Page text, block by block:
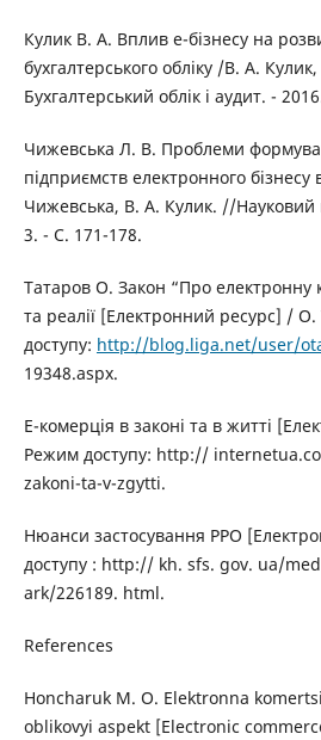
Кулик В. А. Вплив е-бізнесу на
бухгалтерського обліку /B. А.
Бухгалтерський облік і аудит. -
Чижевська Л. В. Проблеми
підприємств електронного бізнесу
Чижевська, В. А. Кулик. //
3. - С. 171-178.
Татаров О. Закон “Про електронну
та реалії [Електронний ресурс] /
доступу: http://blog.liga.net/user/
19348.aspx.
Е-комерція в законі та в житті
Режим доступу: http://
zakoni-ta-v-zgytti.
Нюанси застосування РРО
доступу : http:// kh. sfs. gov. ua/
ark/226189. html.
References
Honcharuk M. O. Elektronna
oblikovyi aspekt [Electronic